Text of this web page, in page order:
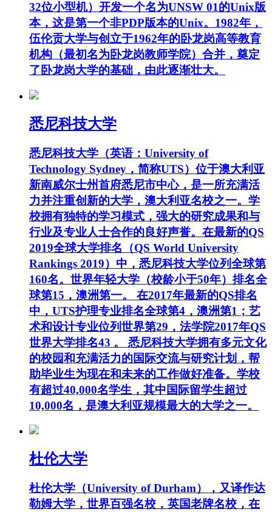
32位小型机）开发一个名为UNSW 01的Unix版
本，这是第一个非PDP版本的Unix。1982年，
伍伦贡大学与创立于1962年的卧龙岗高等教育
机构（最初名为卧龙岗教师学院）合并，奠定
了卧龙岗大学的基础，由此逐渐壮大。
悉尼科技大学
悉尼科技大学（英语：University of
Technology Sydney，简称UTS）位于澳大利亚
新南威尔士州首府悉尼市中心，是一所充满活
力并注重创新的大学，澳大利亚名校之一。学
校拥有独特的学习模式，强大的研究成果和与
行业及专业人士合作的良好声誉。在最新的QS
2019全球大学排名（QS World University
Rankings 2019）中，悉尼科技大学位列全球第
160名。世界年轻大学（校龄小于50年）排名全
球第15，澳洲第一。 在2017年最新的QS排名
中，UTS护理专业排名全球第4，澳洲第1；艺
术和设计专业位列世界第29，法学院2017年QS
世界大学排名43 。 悉尼科技大学拥有多元文化
的校园和充满活力的国际交流与研究计划，帮
助毕业生为现在和未来的工作做好准备。学校
有超过40,000名学生，其中国际留学生超过
10,000名，是澳大利亚规模最大的大学之一。
杜伦大学
杜伦大学（University of Durham），又译作达
勒姆大学，世界百强名校，英国老牌名校，在